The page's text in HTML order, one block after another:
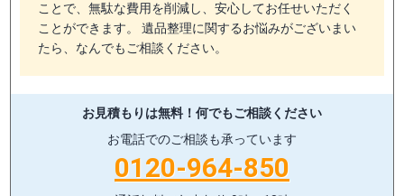
ことで、無駄な費用を削減し、安心してお任せいただく
ことができます。 遺品整理に関するお悩みがございまい
たら、なんでもご相談ください。
お見積もりは無料！ 何でもご相談ください
お電話でのご相談も承っています
0120-964-850